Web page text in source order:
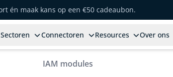
én maak kans op een €50 cadeaubon.
Sectoren Connectoren Resources Over ons
IAM modules